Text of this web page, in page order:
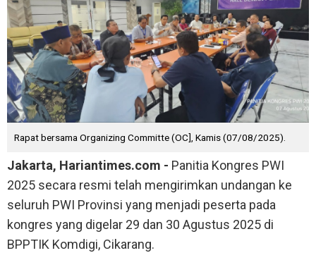
Rapat bersama Organizing Committe (OC], Kamis (07/08/2025).
Jakarta, Hariantimes.com - Panitia Kongres PWI
2025 secara resmi telah mengirimkan undangan ke
seluruh PWI Provinsi yang menjadi peserta pada
kongres yang digelar 29 dan 30 Agustus 2025 di
BPPTIK Komdigi, Cikarang.